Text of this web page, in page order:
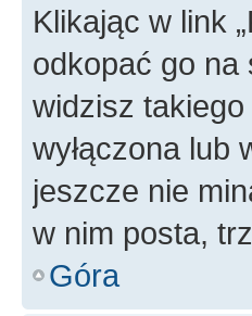
Klikając w link
odkopać go na
widzisz
wyłączona lub
jeszcze nie
w nim posta,
Góra